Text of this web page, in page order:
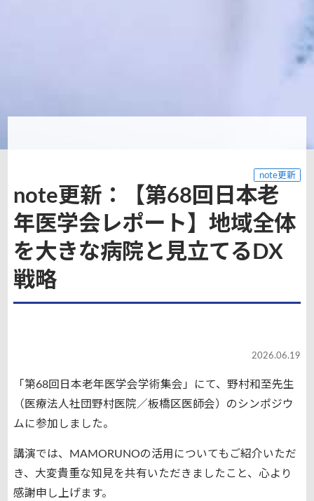
note更新
note更新：【第68回日本老
年医学会レポート】地域全体
を大きな病院と見立てるDX
戦略
2026.06.19
「第68回日本老年医学会学術集会」にて、野村和至先生
（医療法人社団野村医院／板橋区医師会）のシンポジウ
ムに参加しました。
講演では、MAMORUNOの活用についてもご紹介いただ
き、大変貴重な知見を共有いただきましたこと、心より
感謝申し上げます。